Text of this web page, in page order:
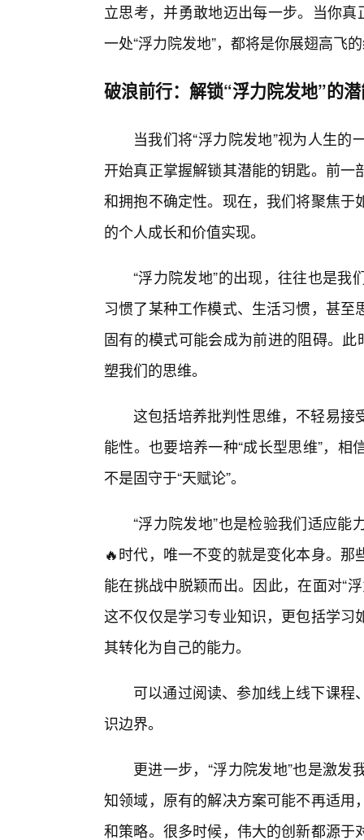
立思考，并勇敢地迈出每一步。当你
一处“浮力院发地”，都将是你展翅高飞
破浪前行：解锁“浮力院发地”的
当我们将“浮力院发地”视为人生
开始真正掌握解锁其潜能的钥匙。前
和拥抱不确定性。现在，我们将聚焦
的个人成长和价值实现。
“浮力院发地”的出现，往往也是
习惯了某种工作模式、生活习惯，甚
固有的模式可能会成为前进的阻碍。
塑我们的思维。
这包括培养批判性思维，不轻易接
能性。也要培养一种“成长型思维”，
不是固守于“天赋论”。
“浮力院发地”也是检验我们适应
🔥时代，唯一不变的就是变化本身。
能在挑战中脱颖而出。因此，在面对“
这不仅仅是学习专业知识，更包括学
其转化为自己的能力。
可以通过阅读、参加线上线下课
识边界。
更进一步，“浮力院发地”也是激
知领域，原有的解决方案可能不再适
和策略。很多时候，伟大的创新都源